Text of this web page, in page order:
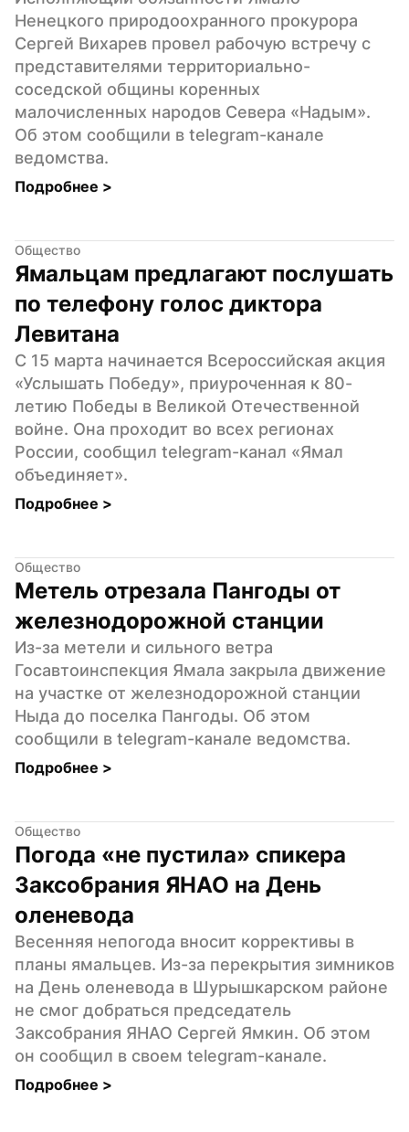
Ненецкого природоохранного прокурора
Сергей Вихарев провел рабочую встречу с
представителями территориально-
соседской общины коренных
малочисленных народов Севера «Надым».
Об этом сообщили в telegram-канале
ведомства.
Подробнее >
Общество
Ямальцам предлагают послушать
по телефону голос диктора
Левитана
С 15 марта начинается Всероссийская акция
«Услышать Победу», приуроченная к 80-
летию Победы в Великой Отечественной
войне. Она проходит во всех регионах
России, сообщил telegram-канал «Ямал
объединяет».
Подробнее >
Общество
Метель отрезала Пангоды от
железнодорожной станции
Из-за метели и сильного ветра
Госавтоинспекция Ямала закрыла движение
на участке от железнодорожной станции
Ныда до поселка Пангоды. Об этом
сообщили в telegram-канале ведомства.
Подробнее >
Общество
Погода «не пустила» спикера
Заксобрания ЯНАО на День
оленевода
Весенняя непогода вносит коррективы в
планы ямальцев. Из-за перекрытия зимников
на День оленевода в Шурышкарском районе
не смог добраться председатель
Заксобрания ЯНАО Сергей Ямкин. Об этом
он сообщил в своем telegram-канале.
Подробнее >